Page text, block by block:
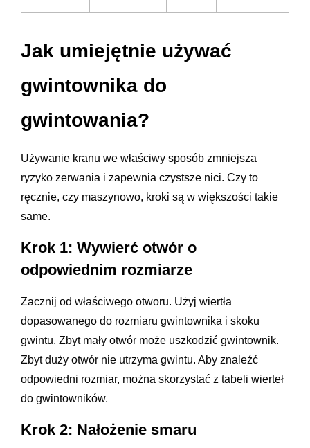
Jak umiejętnie używać
gwintownika do
gwintowania?
Używanie kranu we właściwy sposób zmniejsza
ryzyko zerwania i zapewnia czystsze nici. Czy to
ręcznie, czy maszynowo, kroki są w większości takie
same.
Krok 1: Wywierć otwór o
odpowiednim rozmiarze
Zacznij od właściwego otworu. Użyj wiertła
dopasowanego do rozmiaru gwintownika i skoku
gwintu. Zbyt mały otwór może uszkodzić gwintownik.
Zbyt duży otwór nie utrzyma gwintu. Aby znaleźć
odpowiedni rozmiar, można skorzystać z tabeli wierteł
do gwintowników.
Krok 2: Nałożenie smaru